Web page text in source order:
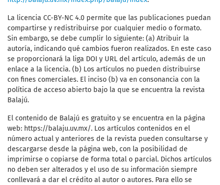
La licencia CC-BY-NC 4.0 permite que las publicaciones puedan
compartirse y redistribuirse por cualquier medio o formato.
Sin embargo, se debe cumplir lo siguiente: (a) Atribuir la
autoría, indicando qué cambios fueron realizados. En este caso
se proporcionará la liga DOI y URL del artículo, además de un
enlace a la licencia. (b) Los artículos no pueden distribuirse
con fines comerciales. El inciso (b) va en consonancia con la
política de acceso abierto bajo la que se encuentra la revista
Balajú.
El contenido de Balajú es gratuito y se encuentra en la página
web: https://balaju.uv.mx/. Los artículos contenidos en el
número actual y anteriores de la revista pueden consultarse y
descargarse desde la página web, con la posibilidad de
imprimirse o copiarse de forma total o parcial. Dichos artículos
no deben ser alterados y el uso de su información siempre
conllevará a dar el crédito al autor o autores. Para ello se